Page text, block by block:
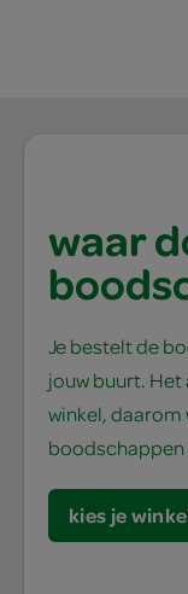
waar
Je bestelt de
jouw buurt. Het
winkel, daarom
kies je